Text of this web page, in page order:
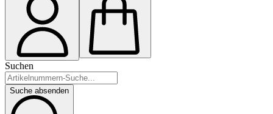
Suchen
Suche absenden